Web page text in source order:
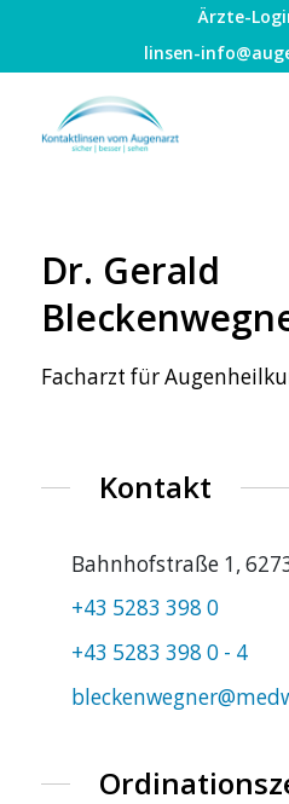
Ärzte-
linsen-
Dr. Gerald
Facharzt für
Kontakt
Bahnhofstraße 1,
+43 5283 398 0
+43 5283 398 0 - 4